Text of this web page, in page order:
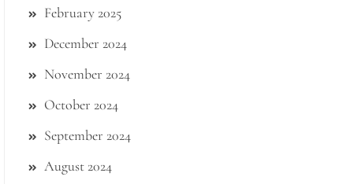
February 2025
December 2024
November 2024
October 2024
September 2024
August 2024